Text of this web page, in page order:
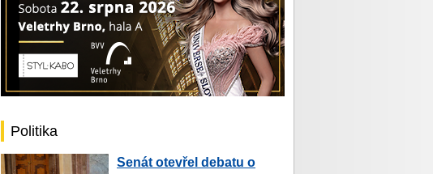
Politika
Senát otevřel debatu o